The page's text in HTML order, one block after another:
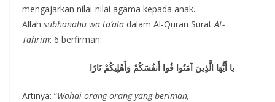
mengajarkan nilai-nilai agama kepada anak.
Allah subhanahu wa ta’ala dalam Al-Quran SuratAt-
Tahrim: 6 berfirman:
يا أَيُّهَا الَّذِينَ آمَنُوا قُوا أَنفُسَكُمْ وَأَهْلِيكُمْ نَارًا
Artinya: “Wahai orang-orang yang beriman,